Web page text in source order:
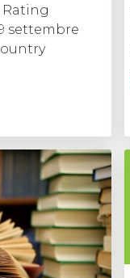
settembre